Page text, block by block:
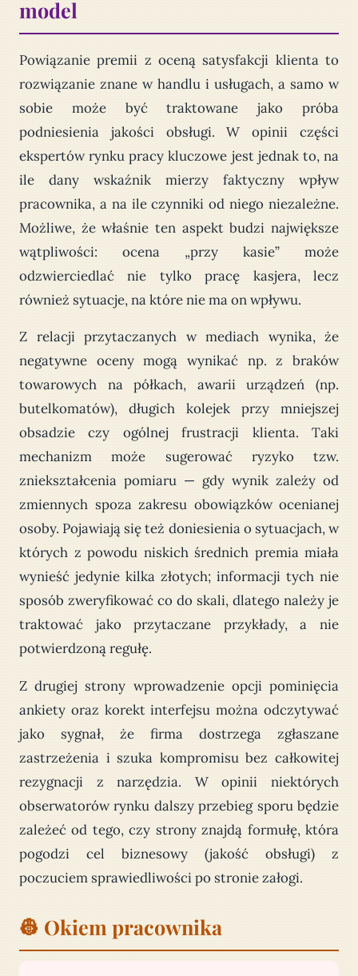
model
Powiązanie premii z oceną satysfakcji klienta to
rozwiązanie znane w handlu i usługach, a samo w
sobie może być traktowane jako próba
podniesienia jakości obsługi. W opinii części
ekspertów rynku pracy kluczowe jest jednak to, na
ile dany wskaźnik mierzy faktyczny wpływ
pracownika, a na ile czynniki od niego niezależne.
Możliwe, że właśnie ten aspekt budzi największe
wątpliwości: ocena „przy kasie” może
odzwierciedlać nie tylko pracę kasjera, lecz
również sytuacje, na które nie ma on wpływu.
Z relacji przytaczanych w mediach wynika, że
negatywne oceny mogą wynikać np. z braków
towarowych na półkach, awarii urządzeń (np.
butelkomatów), długich kolejek przy mniejszej
obsadzie czy ogólnej frustracji klienta. Taki
mechanizm może sugerować ryzyko tzw.
zniekształcenia pomiaru — gdy wynik zależy od
zmiennych spoza zakresu obowiązków ocenianej
osoby. Pojawiają się też doniesienia o sytuacjach, w
których z powodu niskich średnich premia miała
wynieść jedynie kilka złotych; informacji tych nie
sposób zweryfikować co do skali, dlatego należy je
traktować jako przytaczane przykłady, a nie
potwierdzoną regułę.
Z drugiej strony wprowadzenie opcji pominięcia
ankiety oraz korekt interfejsu można odczytywać
jako sygnał, że firma dostrzega zgłaszane
zastrzeżenia i szuka kompromisu bez całkowitej
rezygnacji z narzędzia. W opinii niektórych
obserwatorów rynku dalszy przebieg sporu będzie
zależeć od tego, czy strony znajdą formułę, która
pogodzi cel biznesowy (jakość obsługi) z
poczuciem sprawiedliwości po stronie załogi.
👷 Okiem pracownika